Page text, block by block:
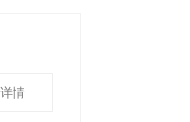
情